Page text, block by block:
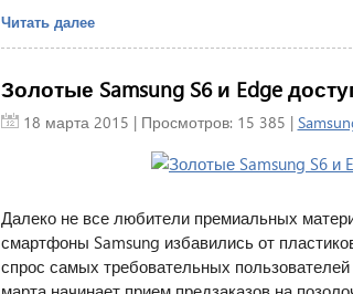
Читать далее
Золотые Samsung S6 и Edge
18 марта 2015 | Просмотров: 15 385 |
Далеко не все любители премиальных
смартфоны Samsung избавились от
спрос самых требовательных